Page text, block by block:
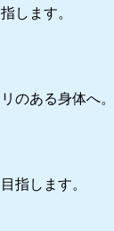
します。
のある身体へ。
指します。